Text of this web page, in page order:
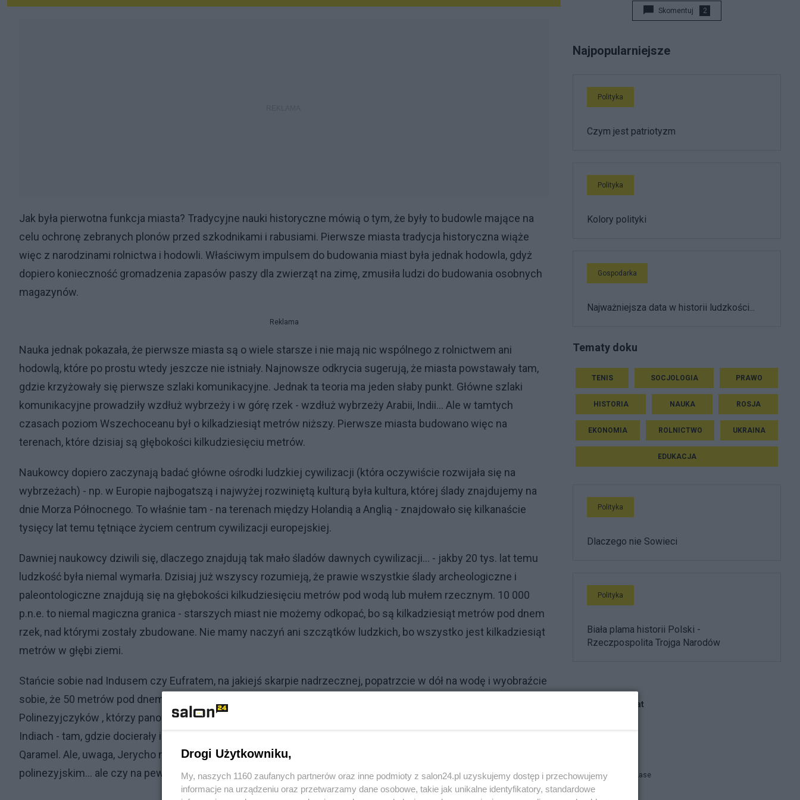
Jak była pierwotna funkcja miasta? Tradycyjne nauki historyczne mówią o tym, że były to budowle mające na
celu ochronę zebranych plonów przed szkodnikami i rabusiami. Pierwsze miasta tradycja historyczna wiąże
więc z narodzinami rolnictwa i hodowli. Właściwym impulsem do budowania miast była jednak hodowla, gdyż
dopiero konieczność gromadzenia zapasów paszy dla zwierząt na zimę, zmusiła ludzi do budowania osobnych
magazynów.
Reklama
Nauka jednak pokazała, że pierwsze miasta są o wiele starsze i nie mają nic wspólnego z rolnictwem ani
hodowlą, które po prostu wtedy jeszcze nie istniały. Najnowsze odkrycia sugerują, że miasta powstawały tam,
gdzie krzyżowały się pierwsze szlaki komunikacyjne. Jednak ta teoria ma jeden słaby punkt. Główne szlaki
komunikacyjne prowadziły wzdłuż wybrzeży i w górę rzek - wzdłuż wybrzeży Arabii, Indii... Ale w tamtych
czasach poziom Wszechoceanu był o kilkadziesiąt metrów niższy. Pierwsze miasta budowano więc na
terenach, które dzisiaj są głębokości kilkudziesięciu metrów.
Naukowcy dopiero zaczynają badać główne ośrodki ludzkiej cywilizacji (która oczywiście rozwijała się na
wybrzeżach) - np. w Europie najbogatszą i najwyżej rozwiniętą kulturą była kultura, której ślady znajdujemy na
dnie Morza Północnego. To właśnie tam - na terenach między Holandią a Anglią - znajdowało się kilkanaście
tysięcy lat temu tętniące życiem centrum cywilizacji europejskiej.
Dawniej naukowcy dziwili się, dlaczego znajdują tak mało śladów dawnych cywilizacji... - jakby 20 tys. lat temu
ludzkość była niemal wymarła. Dzisiaj już wszyscy rozumieją, że prawie wszystkie ślady archeologiczne i
paleontologiczne znajdują się na głębokości kilkudziesięciu metrów pod wodą lub mułem rzecznym. 10 000
p.n.e. to niemal magiczna granica - starszych miast nie możemy odkopać, bo są kilkadziesiąt metrów pod dnem
rzek, nad którymi zostały zbudowane. Nie mamy naczyń ani szczątków ludzkich, bo wszystko jest kilkadziesiąt
metrów w głębi ziemi.
Stańcie sobie nad Indusem czy Eufratem, na jakiejś skarpie nadrzecznej, popatrzcie w dół na wodę i wyobraźcie
sobie, że 50 metrów pod dnem tej rzeki kryją się ruiny miasta, które 20 tysięcy lat temu zbudowali przodkowie
Polinezyjczyków , którzy panowali wtedy na Indyku i Pacyfiku... i budowali pierwsze miasta w Mezopotamii i
Indiach - tam, gdzie docierały ich okręty. Nic dziwnego, że dzisiaj znajdujemy tylko najmłodsze z tych miast, np.
Qaramel. Ale, uwaga, Jerycho należy już do miast nowego typu - niezwiązanego bezpośrednio handlem
polinezyjskim... ale czy na pewno nowego?
Skomentuj 2
Najpopularniejsze
Polityka
Czym jest patriotyzm
Polityka
Kolory polityki
Gospodarka
Najważniejsza data w historii ludzkości...
Tematy doku
TENIS SOCJOLOGIA PRAWO
HISTORIA NAUKA ROSJA
EKONOMIA ROLNICTWO UKRAINA
EDUKACJA
Polityka
Dlaczego nie Sowieci
Polityka
Biała plama historii Polski -
Rzeczpospolita Trojga Narodów
Blogi na ten temat
Jack Mac Lase
Drogi Użytkowniku,
My, naszych 1160 zaufanych partnerów oraz inne podmioty z salon24.pl uzyskujemy dostęp i przechowujemy
informacje na urządzeniu oraz przetwarzamy dane osobowe, takie jak unikalne identyfikatory, standardowe